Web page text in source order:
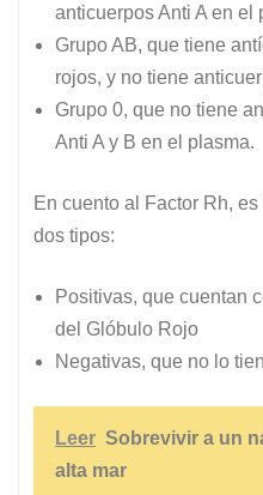
anticuerpos Anti A en el
Grupo AB, que tiene
rojos, y no tiene
Grupo 0, que no tiene
Anti A y B en el plasma.
En cuento al Factor Rh,
dos tipos:
Positivas, que cuentan
del Glóbulo Rojo
Negativas, que no lo
Leer Sobrevivir a un
alta mar